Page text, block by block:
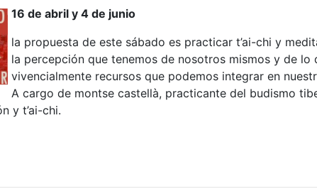
16 de abril y 4 de junio
la propuesta de este sábado es practicar t’ai-chi y
la percepción que tenemos de nosotros mismos y de lo
vivencialmente recursos que podemos integrar en
A cargo de montse castellà, practicante del budismo
y t’ai-chi.